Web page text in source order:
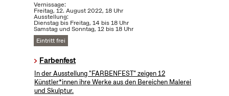
Vernissage:
Freitag, 12. August 2022, 18 Uhr
Ausstellung:
Dienstag bis Freitag, 14 bis 18 Uhr
Samstag und Sonntag, 12 bis 18 Uhr
Eintritt frei
Farbenfest
In der Ausstellung "FARBENFEST" zeigen 12
Künstler*innen ihre Werke aus den Bereichen Malerei
und Skulptur.